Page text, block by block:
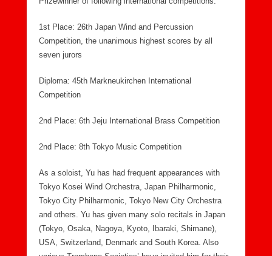
1st Place: 26th Japan Wind and Percussion
Competition, the unanimous highest scores by all
seven jurors
Diploma: 45th Markneukirchen International
Competition
2nd Place: 6th Jeju International Brass Competition
2nd Place: 8th Tokyo Music Competition
As a soloist, Yu has had frequent appearances with
Tokyo Kosei Wind Orchestra, Japan Philharmonic,
Tokyo City Philharmonic, Tokyo New City Orchestra
and others. Yu has given many solo recitals in Japan
(Tokyo, Osaka, Nagoya, Kyoto, Ibaraki, Shimane),
USA, Switzerland, Denmark and South Korea. Also